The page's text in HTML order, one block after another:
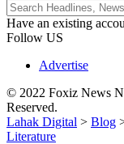
Have an existing
Follow US
Advertise
© 2022 Foxiz News
Reserved.
Lahak Digital > Blog
Literature